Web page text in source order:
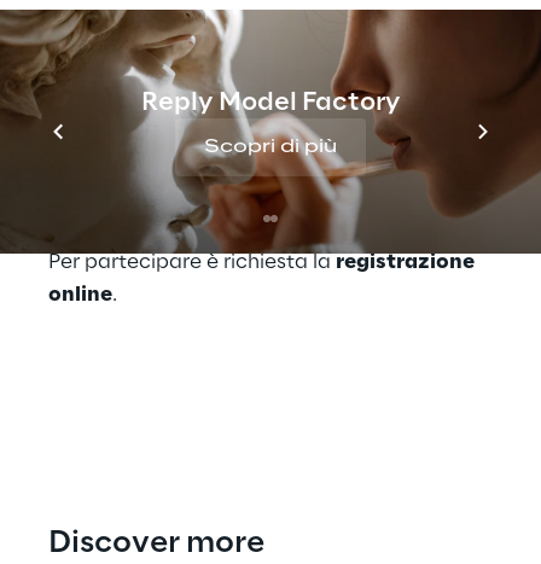
Reply Model Factory
Scopri di più
Literacy e di come questa sia strettamente
legata ai concetti di Data Governance e
disponibilità del dato da parte dei non
addetti ai lavori.
Per ulteriori informazioni, consulta il sito
Osservatorio.Net.
Per partecipare è richiesta la registrazione
online.
Discover more